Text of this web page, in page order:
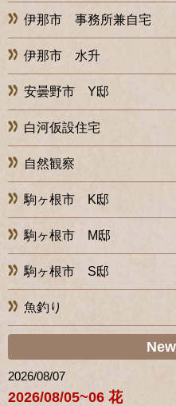
伊那市 事務所兼自宅
伊那市 水升
安曇野市 Y邸
白河仮設住宅
自然観察
駒ヶ根市 K邸
駒ヶ根市 M邸
駒ヶ根市 S邸
魚釣り
2026/08/07
2026/08/05~06 花